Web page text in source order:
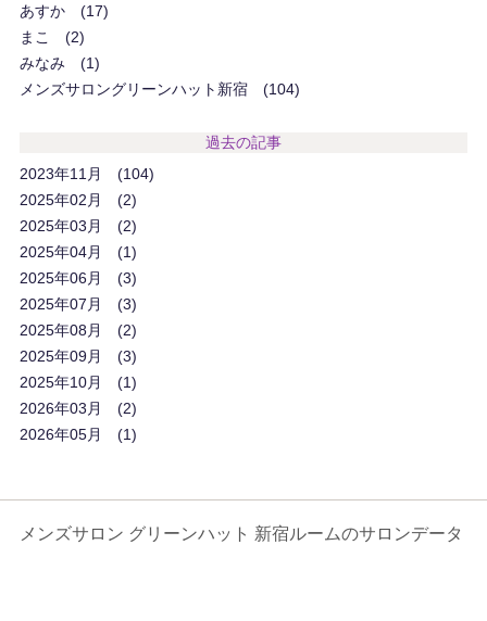
あすか
17
まこ
2
みなみ
1
メンズサロングリーンハット新宿
104
過去の記事
2023年11月
104
2025年02月
2
2025年03月
2
2025年04月
1
2025年06月
3
2025年07月
3
2025年08月
2
2025年09月
3
2025年10月
1
2026年03月
2
2026年05月
1
メンズサロン グリーンハット 新宿ルームのサロンデータ